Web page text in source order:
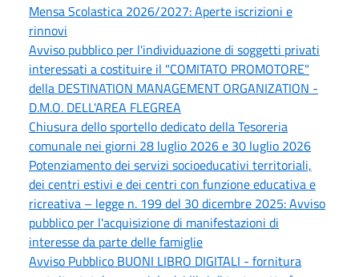
Mensa Scolastica 2026/2027: Aperte iscrizioni e
rinnovi
Avviso pubblico per l'individuazione di soggetti privati
interessati a costituire il "COMITATO PROMOTORE"
della DESTINATION MANAGEMENT ORGANIZATION -
D.M.O. DELL'AREA FLEGREA
Chiusura dello sportello dedicato della Tesoreria
comunale nei giorni 28 luglio 2026 e 30 luglio 2026
Potenziamento dei servizi socioeducativi territoriali,
dei centri estivi e dei centri con funzione educativa e
ricreativa – legge n. 199 del 30 dicembre 2025: Avviso
pubblico per l'acquisizione di manifestazioni di
interesse da parte delle famiglie
Avviso Pubblico BUONI LIBRO DIGITALI - fornitura